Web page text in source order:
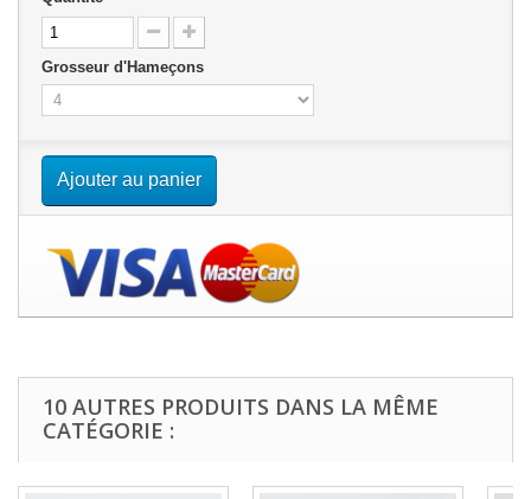
Grosseur d'Hameçons
Ajouter au panier
10 AUTRES PRODUITS DANS LA MÊME
CATÉGORIE :